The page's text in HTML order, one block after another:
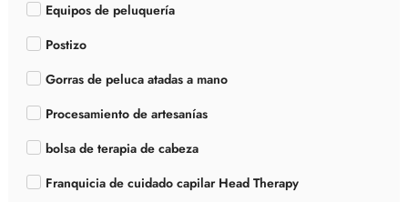
Equipos de peluquería
Postizo
Gorras de peluca atadas a mano
Procesamiento de artesanías
bolsa de terapia de cabeza
Franquicia de cuidado capilar Head Therapy